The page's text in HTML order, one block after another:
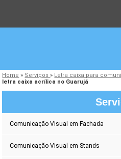
Home » Serviços» Letra caixa para
letra caixa acrílica no Guarujá
Comunicação Visual em Fachada
Comunicação Visual em Stands